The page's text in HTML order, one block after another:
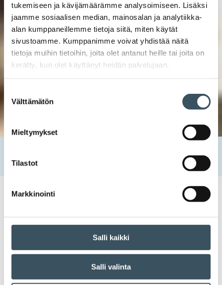
tukemiseen ja kävijämäärämme analysoimiseen. Lisäksi
jaamme sosiaalisen median, mainosalan ja analytiikka-
alan kumppaneillemme tietoja siitä, miten käytät
sivustoamme. Kumppanimme voivat yhdistää näitä
tietoja muihin tietoihin, joita olet antanut heille tai joita on
kerätty, kun olet käyttänyt heidän palvelujaan.
valinta
Välttämätön
Mieltymykset
Tilastot
Markkinointi
Salli kaikki
Salli valinta
Kuluttajien luottamus edelleen heikkoa helmikuussa
Kuluttajien luottamus edelleen
heikkoa helmikuussa
Helmikuussa kuluttajien arvio oman taloutensa nykytilasta
heikkeni hieman tammikuuhun verrattuna, kertoo